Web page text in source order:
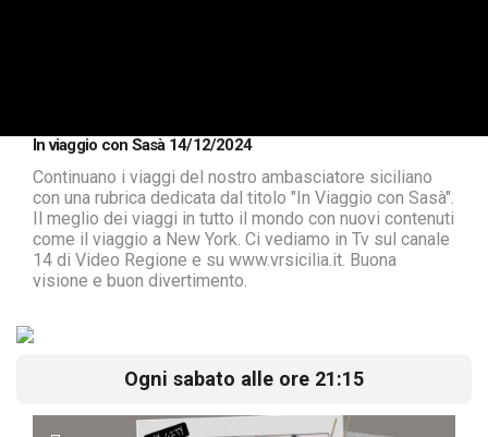
In viaggio con Sasà 14/12/2024
Continuano i viaggi del nostro ambasciatore siciliano
con una rubrica dedicata dal titolo "In Viaggio con Sasà".
Il meglio dei viaggi in tutto il mondo con nuovi contenuti
come il viaggio a New York. Ci vediamo in Tv sul canale
14 di Video Regione e su www.vrsicilia.it. Buona
visione e buon divertimento.
Ogni sabato alle ore 21:15